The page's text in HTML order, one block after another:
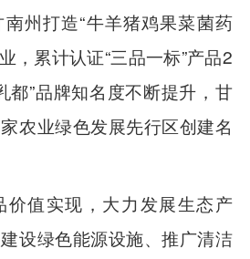
州打造“牛羊猪鸡果菜菌药
，累计认证“三品一标”产品2
都”品牌知名度不断提升，甘
农业绿色发展先行区创建名
价值实现，大力发展生态产
设绿色能源设施、推广清洁